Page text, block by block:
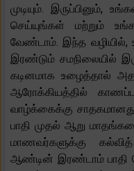
முடியும். இருப்பினும்,
செய்யுங்கள் மற்றும்
வேண்டாம். இந்த
இரண்டும் சமநிலையில்
கடினமாக உழைத்தால்
ஆரோக்கியத்தில்
வாழ்க்கைக்கு
பாதி முதல் ஆறு
மாணவர்களுக்கு
ஆண்டின் இரண்டாம் பாதி